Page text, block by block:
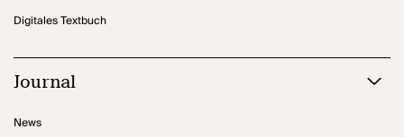
Digitales Textbuch
Journal
News